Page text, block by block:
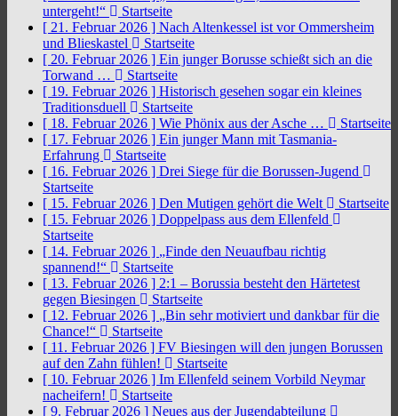
untergeht!“
Startseite
[ 21. Februar 2026 ] Nach Altenkessel ist vor Ommersheim
und Blieskastel
Startseite
[ 20. Februar 2026 ] Ein junger Borusse schießt sich an die
Torwand …
Startseite
[ 19. Februar 2026 ] Historisch gesehen sogar ein kleines
Traditionsduell
Startseite
[ 18. Februar 2026 ] Wie Phönix aus der Asche …
Startseite
[ 17. Februar 2026 ] Ein junger Mann mit Tasmania-
Erfahrung
Startseite
[ 16. Februar 2026 ] Drei Siege für die Borussen-Jugend
Startseite
[ 15. Februar 2026 ] Den Mutigen gehört die Welt
Startseite
[ 15. Februar 2026 ] Doppelpass aus dem Ellenfeld
Startseite
[ 14. Februar 2026 ] „Finde den Neuaufbau richtig
spannend!“
Startseite
[ 13. Februar 2026 ] 2:1 – Borussia besteht den Härtetest
gegen Biesingen
Startseite
[ 12. Februar 2026 ] „Bin sehr motiviert und dankbar für die
Chance!“
Startseite
[ 11. Februar 2026 ] FV Biesingen will den jungen Borussen
auf den Zahn fühlen!
Startseite
[ 10. Februar 2026 ] Im Ellenfeld seinem Vorbild Neymar
nacheifern!
Startseite
[ 9. Februar 2026 ] Neues aus der Jugendabteilung